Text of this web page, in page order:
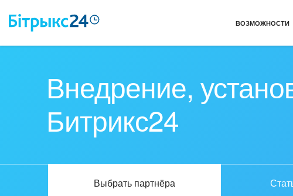
ВОЗМОЖНОСТИ
Внедрение,
Битрикс24
Выбрать партнёра